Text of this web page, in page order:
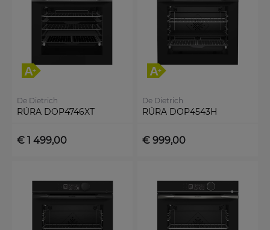
De Dietrich
RÚRA DOP4746XT
€ 1 499,00
De Dietrich
RÚRA DOP4543H
€ 999,00